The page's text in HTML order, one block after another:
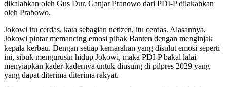
dikalahkan oleh Gus Dur. Ganjar Pranowo dari PDI-P dilakahkan
oleh Prabowo.
Jokowi itu cerdas, kata sebagian netizen, itu cerdas. Alasannya,
Jokowi pintar memancing emosi pihak Banten dengan menginjak
kepala kerbau. Dengan setiap kemarahan yang disulut emosi seperti
ini, sibuk mengurusin hidup Jokowi, maka PDI-P bakal lalai
menyiapkan kader-kadernya untuk diusung di pilpres 2029 yang
yang dapat diterima diterima rakyat.